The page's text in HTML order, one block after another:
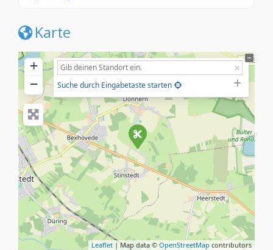
Karte
+
−
Suche durch Eingabetaste starten
Leaflet | Map data © OpenStreetMap contributors